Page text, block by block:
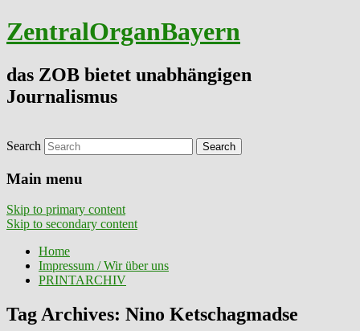
ZentralOrganBayern
das ZOB bietet unabhängigen
Journalismus
Search
Main menu
Skip to primary content
Skip to secondary content
Home
Impressum / Wir über uns
PRINTARCHIV
Tag Archives: Nino Ketschagmadse